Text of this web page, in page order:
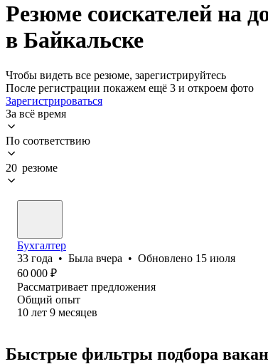
Резюме соискателей на
в Байкальске
Чтобы видеть все резюме, зарегистрируйтесь
После регистрации покажем ещё 3 и откроем фото
Зарегистрироваться
За всё время
По соответствию
20 резюме
Бухгалтер
33 года • Была вчера • Обновлено 15 июля
60 000 ₽
Рассматривает предложения
Общий опыт
10 лет 9 месяцев
Быстрые фильтры подбора